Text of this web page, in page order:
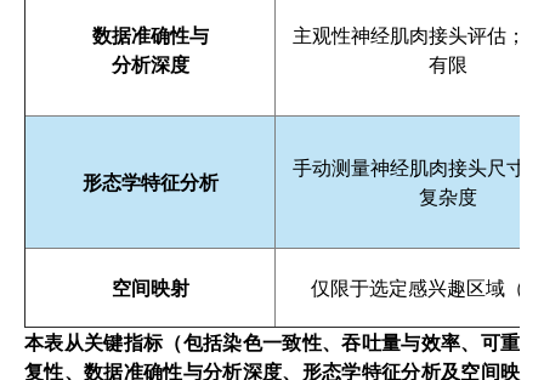
rNLS8小鼠是一种双基因、四环素调节模型，通
要浏览这个图片故事，您可以使用箭头和/或本面
小鼠腓肠肌神经肌肉接头结构概述
通过PERMITS™定量分析技术，我们测定了腓肠肌
α-BTX 信号密度：tTA小鼠（对照组）与低剂量Dox
突触前与突触后神经肌肉接头组分的多重标记
这张多重免疫荧光（mIF）图像显示了tTA对照小鼠
通过PERMITS™定量分析技术，我们同时测定了
tTA小鼠（对照组）与低剂量Dox rNLS8小鼠中SV2A/α-
突触前分支复杂性在tTA小鼠（对照组）与低剂量Dox
神经肌肉接头（NMJ）的分类基于SV2A信号与α-
tTA小鼠腓肠肌中完全神经支配的神经肌肉接
通过PERMITS™分析，我们量化了完全神经支配
与低剂量Dox rNLS8小鼠相比，tTA小鼠（对照组
低剂量多柔比星rNLS8小鼠腓肠肌中的去神
这张高倍显微镜图像显示了低剂量多柔比星
通过PERMITS™分析进行定量测量，以检测部分
完全去神经支配的肌节支点（定义为α-BTX与SV2A抗体染
部分传导神经肌肉接头（定义为α-BTX与SV2A抗体染色重
低剂量多柔比星rNLS8小鼠腓肠肌轴突密度降
这张显微图像显示，在低剂量多柔比星（Low
通过PERMITS™分析对总轴突投射进行定量。下
tTA小鼠（对照组）与低剂量Dox rNLS8小鼠的总轴突
低剂量多柔比星小鼠与tTA对照组小鼠间检
样本量估计（每组小鼠数量）用于检测tTA小鼠（
TDP-43核孔定位信号肽模型中神经肌肉接头
与对照组小鼠相比，低剂量多柔比星小鼠在模型诱
低剂量多柔比星小鼠在基线期（模型诱导前）及
低剂量多柔比星小鼠在基线期（模型诱导前）及
低剂量多西他赛组小鼠诱导后第8周平均握力与对
摘要
Biospective公司的低剂量多西环素方案可在数周
结合自动化组织染色与高通量成像分析技术，该
请随意在查看器中进一步探索显微镜图像。
若您有意了解该ALS小鼠模型及其特性分析，以及
目录
1.引言
2.小鼠腓肠肌神经肌肉接头结构概述
3.突触前与突触后神经肌肉接头组分的多重标记
4.tTA小鼠腓肠肌中完全神经支配的神经肌肉接头
数据准确性与
分析深度
主观性神经肌肉接头评估；
有限
形态学特征分析
手动测量神经肌肉接头尺寸
复杂度
空间映射 仅限于选定感兴趣区域（
本表从关键指标（包括染色一致性、吞吐量与效率、可重
复性、数据准确性与分析深度、形态学特征分析及空间映